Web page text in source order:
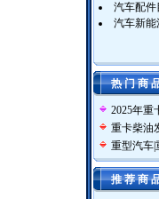
汽车配件
汽车新能
热 门 商
2025年重
重卡柴油
重型汽车|
推 荐 商